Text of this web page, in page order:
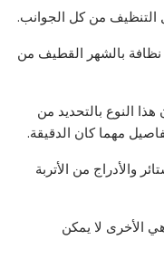
التنظيف من كل الجوانب.
نظافة بالشهر القطيف من
النوع بالتحديد من
مهما كان الدقيقة.
والأدراج من الأتربة
الأخرى لا يمكن